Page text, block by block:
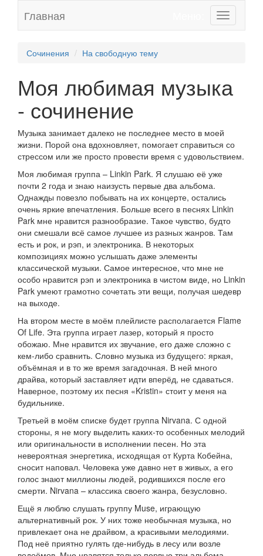
Toggle
navigation
Главная
Сочинения На свободную тему
Моя любимая музыка
- сочинение
Музыка занимает далеко не последнее место в моей
жизни. Порой она вдохновляет, помогает справиться со
стрессом или же просто провести время с удовольствием.
Моя любимая группа – Linkin Park. Я слушаю её уже
почти 2 года и знаю наизусть первые два альбома.
Однажды повезло побывать на их концерте, остались
очень яркие впечатления. Больше всего в песнях Linkin
Park мне нравится разнообразие. Такое чувство, будто
они смешали всё самое лучшее из разных жанров. Там
есть и рок, и рэп, и электроника. В некоторых
композициях можно услышать даже элементы
классической музыки. Самое интересное, что мне не
особо нравится рэп и электроника в чистом виде, но Linkin
Park умеют грамотно сочетать эти вещи, получая шедевр
на выходе.
На втором месте в моём плейлисте располагается Flame
Of Life. Эта группа играет лазер, который я просто
обожаю. Мне нравится их звучание, его даже сложно с
кем-либо сравнить. Словно музыка из будущего: яркая,
объёмная и в то же время загадочная. В ней много
драйва, который заставляет идти вперёд, не сдаваться.
Наверное, поэтому их песня «Kristin» стоит у меня на
будильнике.
Третьей в моём списке будет группа Nirvana. С одной
стороны, я не могу выделить каких-то особенных мелодий
или оригинальности в исполнении песен. Но эта
невероятная энергетика, исходящая от Курта Кобейна,
сносит наповал. Человека уже давно нет в живых, а его
голос знают миллионы людей, родившихся после его
смерти. Nirvana – классика своего жанра, безусловно.
Ещё я люблю слушать группу Muse, играющую
альтернативный рок. У них тоже необычная музыка, но
привлекает она не драйвом, а красивыми мелодиями.
Под неё приятно гулять где-нибудь в лесу или возле